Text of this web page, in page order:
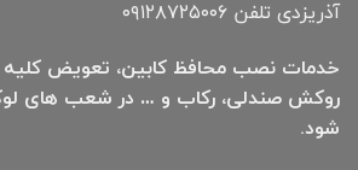
آذریزدی تلفن ۰۹۱۲۸۷۲۵۰۰۶
خدمات نصب محافظ کابین، تعویض کلیه
روکش صندلی، رکاب و … در شعب های
شود.